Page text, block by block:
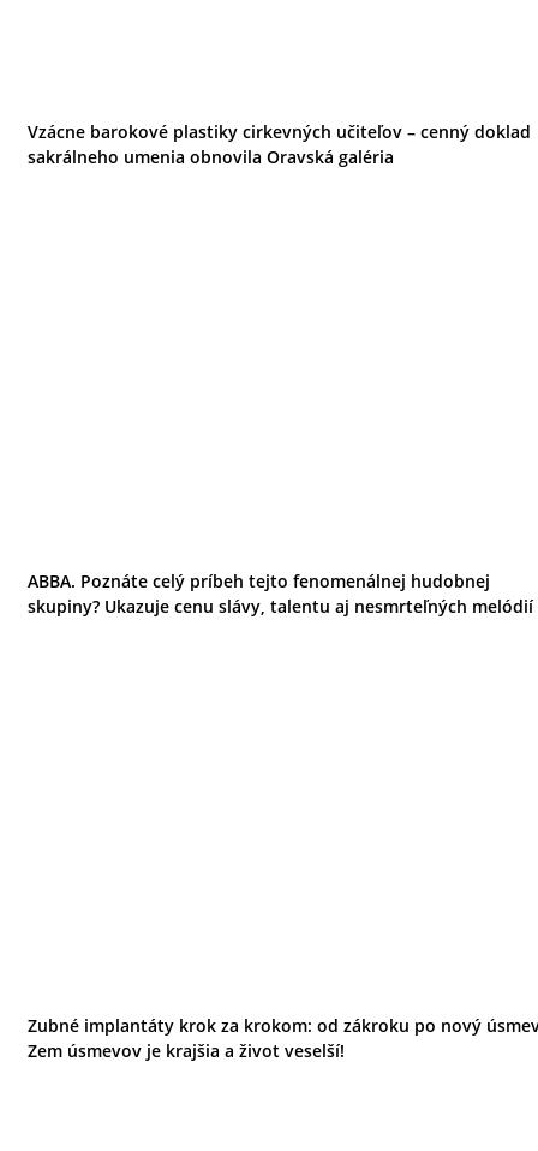
Vzácne barokové plastiky cirkevných učiteľov – cenný doklad
sakrálneho umenia obnovila Oravská galéria
ABBA. Poznáte celý príbeh tejto fenomenálnej hudobnej
skupiny? Ukazuje cenu slávy, talentu aj nesmrteľných melódií
Zubné implantáty krok za krokom: od zákroku po nový
Zem úsmevov je krajšia a život veselší!